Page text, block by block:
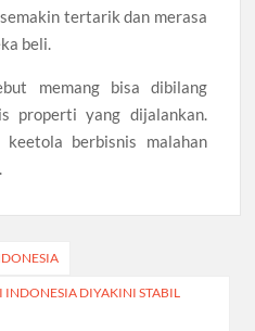
tertarik dan merasa
beli.
memang bisa dibilang
properti yang dijalankan.
keetola berbisnis malahan
DIYAKINI STABIL